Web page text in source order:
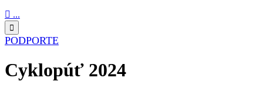
 ...

PODPORTE
Cyklopúť 2024